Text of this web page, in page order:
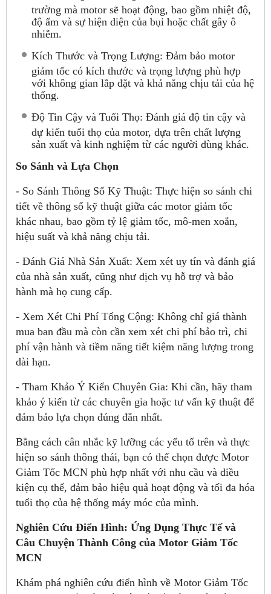
trường mà motor sẽ hoạt động, bao gồm nhiệt độ,
độ ẩm và sự hiện diện của bụi hoặc chất gây ô
nhiễm.
Kích Thước và Trọng Lượng: Đảm bảo motor
giảm tốc có kích thước và trọng lượng phù hợp
với không gian lắp đặt và khả năng chịu tải của hệ
thống.
Độ Tin Cậy và Tuổi Thọ: Đánh giá độ tin cậy và
dự kiến tuổi thọ của motor, dựa trên chất lượng
sản xuất và kinh nghiệm từ các người dùng khác.
So Sánh và Lựa Chọn
- So Sánh Thông Số Kỹ Thuật: Thực hiện so sánh chi
tiết về thông số kỹ thuật giữa các motor giảm tốc
khác nhau, bao gồm tỷ lệ giảm tốc, mô-men xoắn,
hiệu suất và khả năng chịu tải.
- Đánh Giá Nhà Sản Xuất: Xem xét uy tín và đánh giá
của nhà sản xuất, cũng như dịch vụ hỗ trợ và bảo
hành mà họ cung cấp.
- Xem Xét Chi Phí Tổng Cộng: Không chỉ giá thành
mua ban đầu mà còn cần xem xét chi phí bảo trì, chi
phí vận hành và tiềm năng tiết kiệm năng lượng trong
dài hạn.
- Tham Khảo Ý Kiến Chuyên Gia: Khi cần, hãy tham
khảo ý kiến từ các chuyên gia hoặc tư vấn kỹ thuật để
đảm bảo lựa chọn đúng đắn nhất.
Bằng cách cân nhắc kỹ lưỡng các yếu tố trên và thực
hiện so sánh thông thái, bạn có thể chọn được Motor
Giảm Tốc MCN phù hợp nhất với nhu cầu và điều
kiện cụ thể, đảm bảo hiệu quả hoạt động và tối đa hóa
tuổi thọ của hệ thống máy móc của mình.
Nghiên Cứu Điển Hình: Ứng Dụng Thực Tế và
Câu Chuyện Thành Công của Motor Giảm Tốc
MCN
Khám phá nghiên cứu điển hình về Motor Giảm Tốc